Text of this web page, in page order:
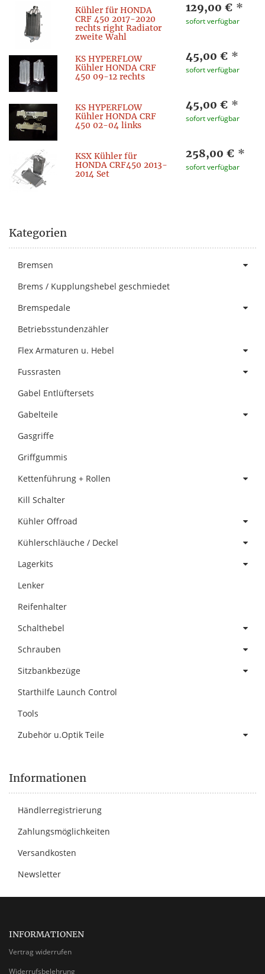
Kühler für HONDA
CRF 450 2017-2020
rechts right Radiator
zweite Wahl
129,00 € *
sofort verfügbar
KS HYPERFLOW
Kühler HONDA CRF
450 09-12 rechts
45,00 € *
sofort verfügbar
KS HYPERFLOW
Kühler HONDA CRF
450 02-04 links
45,00 € *
sofort verfügbar
KSX Kühler für
HONDA CRF450 2013-
2014 Set
258,00 € *
sofort verfügbar
Kategorien
Bremsen
Brems / Kupplungshebel geschmiedet
Bremspedale
Betriebsstundenzähler
Flex Armaturen u. Hebel
Fussrasten
Gabel Entlüftersets
Gabelteile
Gasgriffe
Griffgummis
Kettenführung + Rollen
Kill Schalter
Kühler Offroad
Kühlerschläuche / Deckel
Lagerkits
Lenker
Reifenhalter
Schalthebel
Schrauben
Sitzbankbezüge
Starthilfe Launch Control
Tools
Zubehör u.Optik Teile
Informationen
Händlerregistrierung
Zahlungsmöglichkeiten
Versandkosten
Newsletter
INFORMATIONEN
Vertrag widerrufen
Widerrufsbelehrung